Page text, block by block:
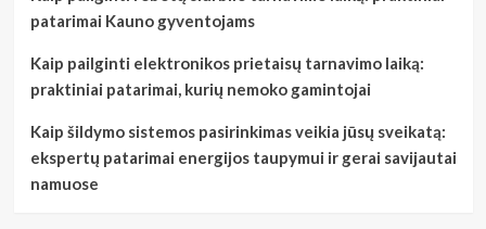
patarimai Kauno gyventojams
Kaip pailginti elektronikos prietaisų tarnavimo laiką:
praktiniai patarimai, kurių nemoko gamintojai
Kaip šildymo sistemos pasirinkimas veikia jūsų sveikatą:
ekspertų patarimai energijos taupymui ir gerai savijautai
namuose